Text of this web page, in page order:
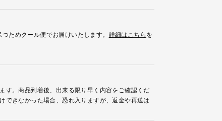
ためクール便でお届けいたします。 詳細はこちらを
す。商品到着後、出来る限り早く内容をご確認くだ
できなかった場合、恐れ入りますが、返金や再送は